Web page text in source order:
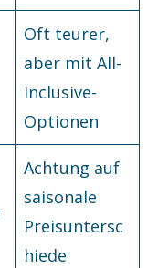
Oft teurer,
aber mit All-
Inclusive-
Optionen
Achtung auf
saisonale
Preisuntersc
hiede